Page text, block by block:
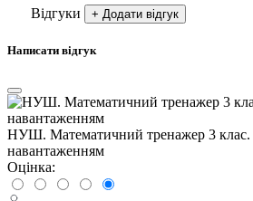
Відгуки
+ Додати відгук
Написати відгук
НУШ. Математичний тренажер 3 клас.
навантаженням
Оцінка: